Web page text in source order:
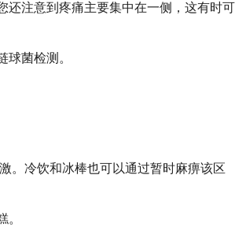
注意到疼痛主要集中在一侧，这有时可
菌检测。
。冷饮和冰棒也可以通过暂时麻痹该区